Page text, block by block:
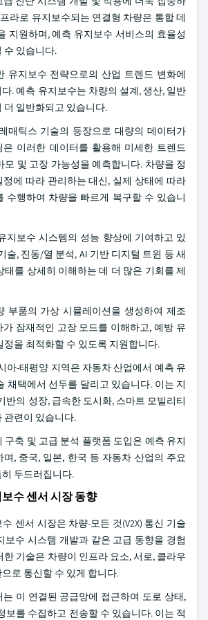
라로 유지보수되는 연결형 차량은 통합 데
지원하며, 예측 유지보수 서비스의 효율성
수 있습니다.
유지보수 전략으로의 산업 트렌드 변화에
. 예측 유지보수는 차량의 설계, 생산, 일반
더 일반화되고 있습니다.
매틱스 기술의 등장으로 대량의 데이터가
은 이러한 데이터를 활용해 미세한 트렌드
모 및 고장 가능성을 예측합니다. 차량을 정
에 따라 관리하는 대신, 실제 상태에 따라
수행하여 차량을 빠르게 복구할 수 있습니
지보수 시스템의 성능 향상에 기여하고 있
술, 진동/열 분석, AI 기반 디지털 트윈 등 새
태를 상세히 이해하는 데 더 많은 기회를 제
부품의 가상 시뮬레이션을 생성하여 제조
잠재적인 고장 모드를 이해하고, 예방 유
정을 최적화할 수 있도록 지원합니다.
아-태평양 지역은 자동차 산업에서 예측 유
채택에서 선두를 달리고 있습니다. 이는 지
반의 성장, 급속한 도시화, 스마트 모빌리티
관련이 있습니다.
구축 및 고급 분석 플랫폼 도입은 예측 유지
, 중국, 일본, 한국 등 자동차 산업의 주요
두드러집니다.
수 센서 시장 동향
센서 시장은 차량-모든 것(V2X) 통신 기술
보수 시스템 개발과 같은 고급 동향을 경험
기술은 차량이 인프라 요소, 서로, 클라우
로 통신할 수 있게 합니다.
이 연결된 공급망에 접근하여 도로 상태,
보를 수집하고 전송할 수 있습니다. 이는 적